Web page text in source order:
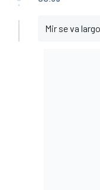
Mir se va